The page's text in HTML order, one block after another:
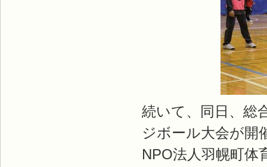
続いて、同日、総
ジボール大会が開
NPO法人羽幌町体